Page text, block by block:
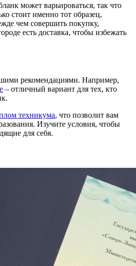
может варьироваться, так что
стоит именно тот образец,
чем совершить покупку,
есть доставка, чтобы избежать
рекомендациями. Например,
– отличный вариант для тех, кто
техникума, что позволит вам
Изучите условия, чтобы
для себя.